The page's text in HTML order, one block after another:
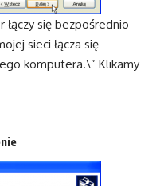
się bezpośrednio
sieci łącza się
komputera.\” Klikamy